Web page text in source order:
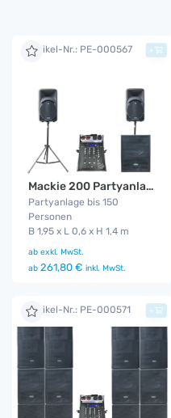
Artikel-Nr.: PE-000567
Mackie 200 Partyanlage
Partyanlage bis 150
Personen
B 1,95 x L 0,6 x H 1,4 m
ab exkl. MwSt.
ab 261,80 € inkl. MwSt.
+
Artikel-Nr.: PE-000571 +